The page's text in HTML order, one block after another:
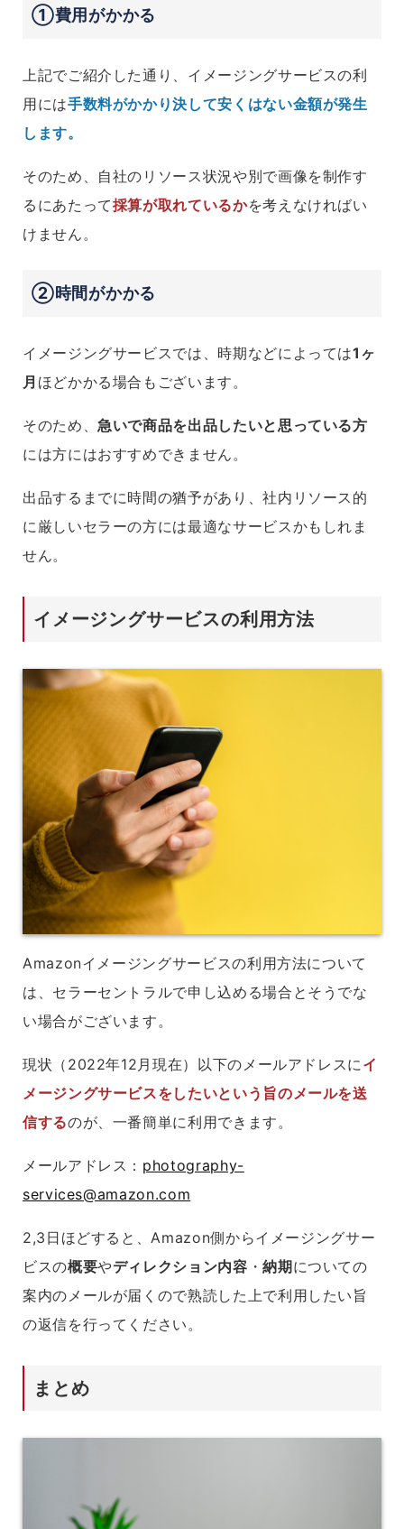
①費用がかかる
上記でご紹介した通り、イメージングサービスの利
用には手数料がかかり決して安くはない金額が発生
します。
そのため、自社のリソース状況や別で画像を制作す
るにあたって採算が取れているかを考えなければい
けません。
②時間がかかる
イメージングサービスでは、時期などによっては1ヶ
月 ほどかかる場合もございます。
そのため、急いで商品を出品したいと思っている方
には方にはおすすめできません。
出品するまでに時間の猶予があり、社内リソース的
に厳しいセラーの方には最適なサービスかもしれま
せん。
イメージングサービスの利用方法
Amazonイメージングサービスの利用方法について
は、セラーセントラルで申し込める場合とそうでな
い場合がございます。
現状（2022年12月現在）以下のメールアドレスに イ
メージングサービスをしたいという旨のメールを送
信するのが、一番簡単に利用できます。
メールアドレス： photography-
services@amazon.com
2,3日ほどすると、Amazon側からイメージングサー
ビスの概要やディレクション内容 ・納期についての
案内のメールが届くので熟読した上で利用したい旨
の返信を行ってください。
まとめ